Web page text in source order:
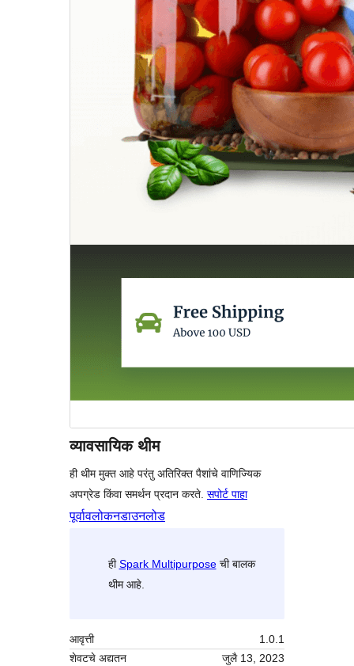
व्यावसायिक थीम
ही थीम मुक्त आहे परंतु अतिरिक्त पैशांचे वाणिज्यिक
अपग्रेड किंवा समर्थन प्रदान करते. सपोर्ट पाहा
पूर्वावलोकनडाउनलोड
हीSpark Multipurposeची बालक
थीम आहे.
आवृत्ती
1.0.1
शेवटचे अद्यतन
जुलै 13, 2023